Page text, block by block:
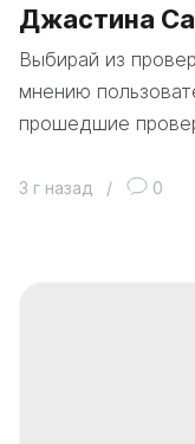
Джастина
Выбирай из
мнению
прошедшие
3 г назад / 0